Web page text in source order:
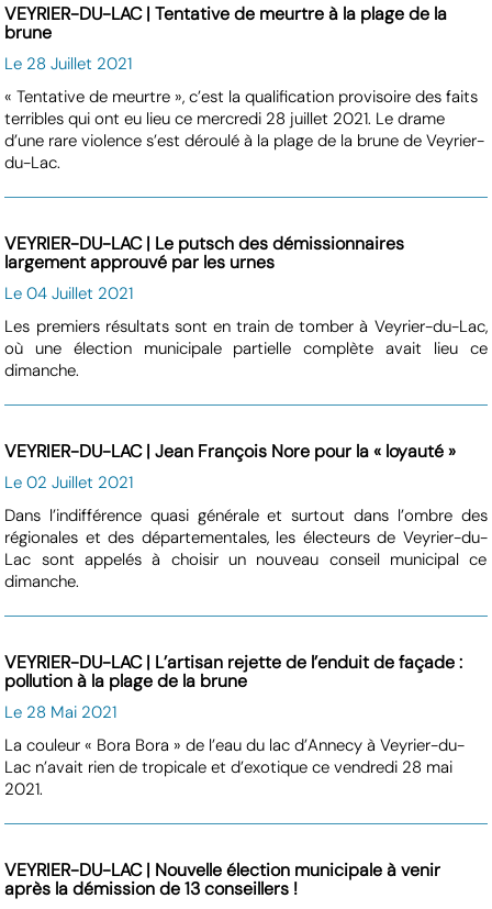
VEYRIER-DU-LAC | Tentative de meurtre à la plage de la
brune
Le 28 Juillet 2021
« Tentative de meurtre », c’est la qualification provisoire des faits
terribles qui ont eu lieu ce mercredi 28 juillet 2021. Le drame
d’une rare violence s’est déroulé à la plage de la brune de Veyrier-
du-Lac.
VEYRIER-DU-LAC | Le putsch des démissionnaires
largement approuvé par les urnes
Le 04 Juillet 2021
Les premiers résultats sont en train de tomber à Veyrier-du-Lac,
où une élection municipale partielle complète avait lieu ce
dimanche.
VEYRIER-DU-LAC | Jean François Nore pour la « loyauté »
Le 02 Juillet 2021
Dans l’indifférence quasi générale et surtout dans l’ombre des
régionales et des départementales, les électeurs de Veyrier-du-
Lac sont appelés à choisir un nouveau conseil municipal ce
dimanche.
VEYRIER-DU-LAC | L’artisan rejette de l’enduit de façade :
pollution à la plage de la brune
Le 28 Mai 2021
La couleur « Bora Bora » de l’eau du lac d’Annecy à Veyrier-du-
Lac n’avait rien de tropicale et d’exotique ce vendredi 28 mai
2021.
VEYRIER-DU-LAC | Nouvelle élection municipale à venir
après la démission de 13 conseillers !